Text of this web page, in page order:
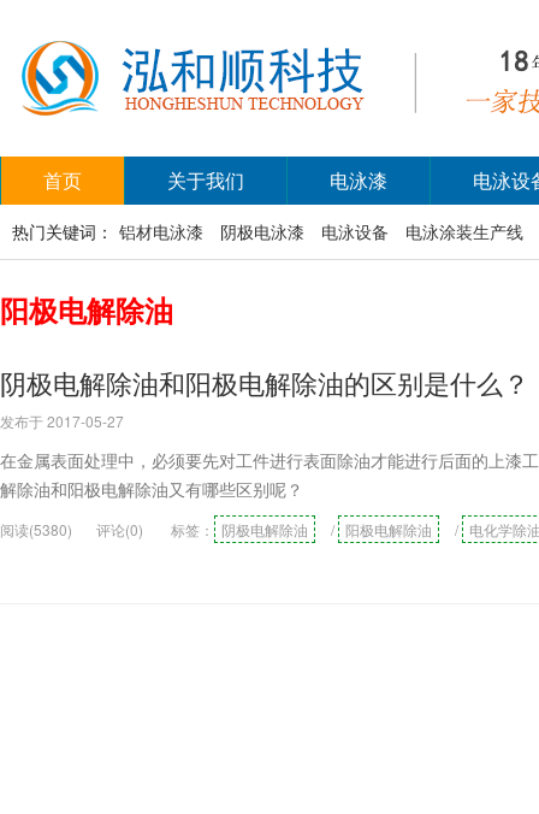
首页 关于我们 电泳漆 电泳设
热门关键词： 铝材电泳漆 阴极电泳漆 电泳设备 电泳涂装生产线
阳极电解除油
阴极电解除油和阳极电解除油的区别是什么？
发布于 2017-05-27
在金属表面处理中，必须要先对工件进行表面除油才能进行后面的上漆
解除油和阳极电解除油又有哪些区别呢？
阅读(5380) 评论(0) 标签： 阴极电解除油 / 阳极电解除油 / 电化学除